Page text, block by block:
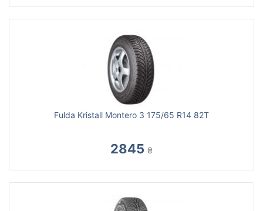
Fulda Kristall Montero 3 175/65 R14 82T
2845 ₴